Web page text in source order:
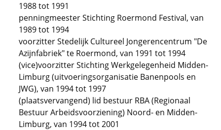
1988 tot 1991
penningmeester Stichting Roermond Festival, van
1989 tot 1994
voorzitter Stedelijk Cultureel Jongerencentrum "De
Azijnfabriek" te Roermond, van 1991 tot 1994
(vice)voorzitter Stichting Werkgelegenheid Midden-
Limburg (uitvoeringsorganisatie Banenpools en
JWG), van 1994 tot 1997
(plaatsvervangend) lid bestuur RBA (Regionaal
Bestuur Arbeidsvoorziening) Noord- en Midden-
Limburg, van 1994 tot 2001